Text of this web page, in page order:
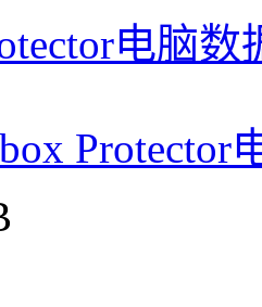
电脑
Protector